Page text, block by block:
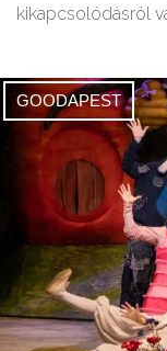
kikapcsolódásról
GOODAPEST